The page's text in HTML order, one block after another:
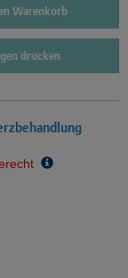
Warenkorb
drucken